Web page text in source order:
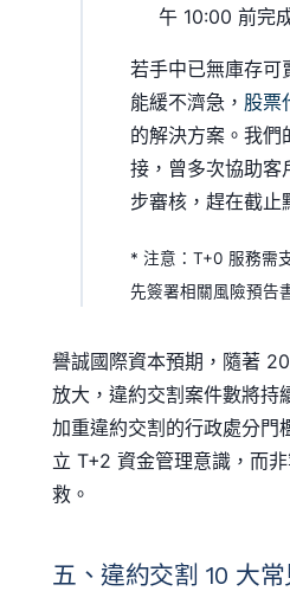
午 10:00 前完
若手中已無庫存可
能緩不濟急， 股票
的解決方案。我們
接，曾多次協助客
步審核，趕在截止
* 注意：T+0 服務需
先簽署相關風險預告
譽誠國際資本預期，隨著
放大，違約交割案件數將持
加重違約交割的行政處分門
立 T+2 資金管理意識，而
救。
五、違約交割 10 大